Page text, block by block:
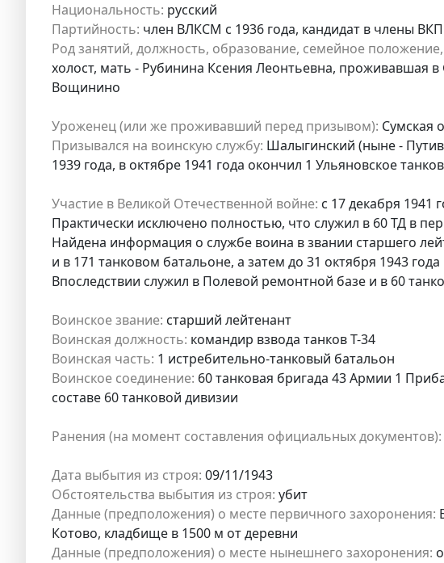
Национальность: русский
Партийность: член ВЛКСМ с 1936 года, кандидат в члены ВКП
Род занятий, должность, образование, семейное
холост, мать - Рубинина Ксения Леонтьевна, проживавшая
Вощинино
Уроженец (или же проживавший перед призывом): Сумская
Призывался на воинскую службу: Шалыгинский (ныне -
1939 года, в октябре 1941 года окончил 1 Ульяновское
Участие в Великой Отечественной войне: с 17 декабря 1941
Практически исключено полностью, что служил в 60 ТД в
Найдена информация о службе воина в звании старшего
и в 171 танковом батальоне, а затем до 31 октября 1943
Впоследствии служил в Полевой ремонтной базе и в 60
Воинское звание: старший лейтенант
Воинская должность: командир взвода танков Т-34
Воинская часть: 1 истребительно-танковый батальон
Воинское соединение: 60 танковая бригада 43 Армии 1
составе 60 танковой дивизии
Ранения (на момент составления официальных документов):
Дата выбытия из строя: 09/11/1943
Обстоятельства выбытия из строя: убит
Данные (предположения) о месте первичного захоронения:
Котово, кладбище в 1500 м от деревни
Данные (предположения) о месте нынешнего захоронения: